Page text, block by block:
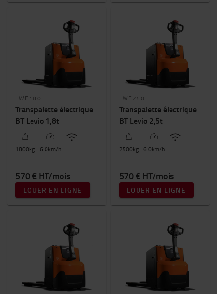
Hauteur de levée (mm)
0mm
LWE180
Transpalette électrique
BT Levio 1,8t
1800kg 6.0km/h
570 € HT/mois
LOUER EN LIGNE
LWE250
Transpalette électrique
BT Levio 2,5t
2500kg 6.0km/h
570 € HT/mois
LOUER EN LIGNE